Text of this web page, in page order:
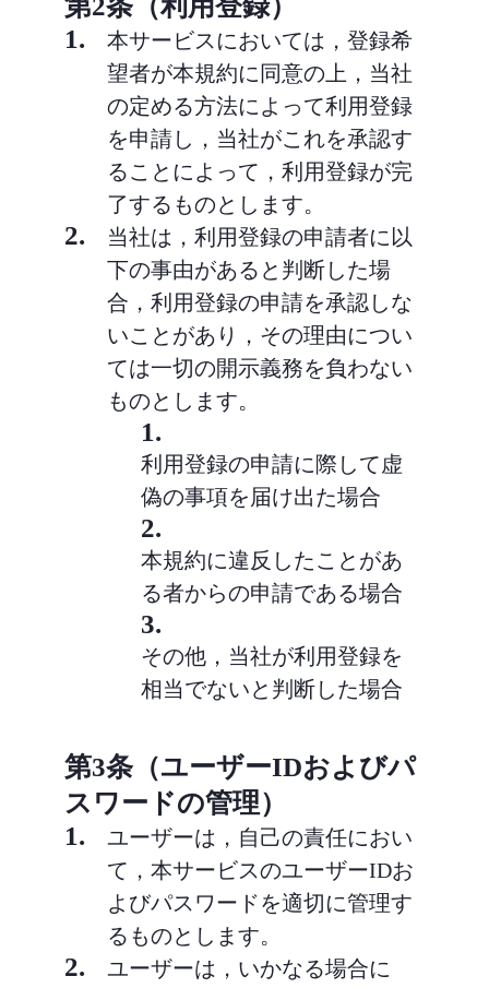
第2条（利用登録）
1.
本サービスにおいては，登録希
望者が本規約に同意の上，当社
の定める方法によって利用登録
を申請し，当社がこれを承認す
ることによって，利用登録が完
了するものとします。
2.
当社は，利用登録の申請者に以
下の事由があると判断した場
合，利用登録の申請を承認しな
いことがあり，その理由につい
ては一切の開示義務を負わない
ものとします。
1.
利用登録の申請に際して虚
偽の事項を届け出た場合
2.
本規約に違反したことがあ
る者からの申請である場合
3.
その他，当社が利用登録を
相当でないと判断した場合
第3条（ユーザーIDおよびパ
スワードの管理）
1.
ユーザーは，自己の責任におい
て，本サービスのユーザーIDお
よびパスワードを適切に管理す
るものとします。
2.
ユーザーは，いかなる場合に